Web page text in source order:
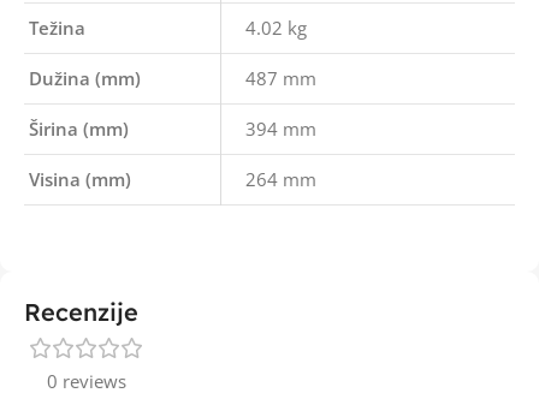
Težina 4.02 kg
Dužina (mm) 487 mm
Širina (mm) 394 mm
Visina (mm) 264 mm
Recenzije
0 reviews